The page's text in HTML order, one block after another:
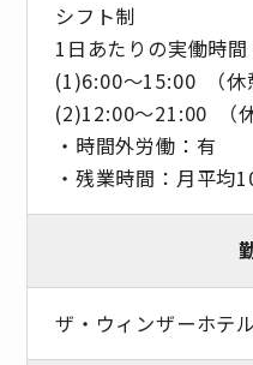
シフト制
1日あたりの実働時
(1)6:00～15:00 （休
(2)12:00～21:00 （休
・時間外労働：有
・残業時間：月平均
ザ・ウィンザーホテ